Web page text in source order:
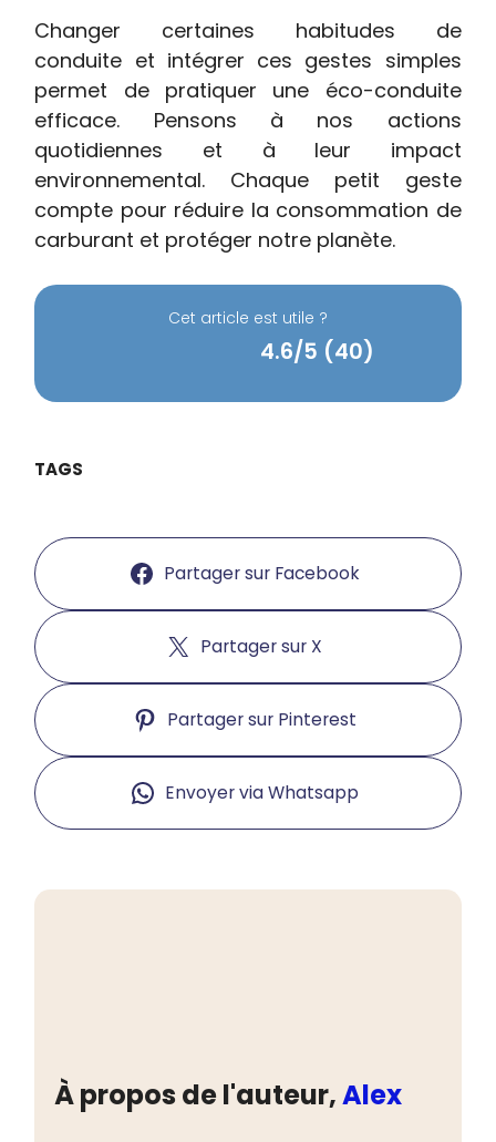
Changer certaines habitudes de
conduite et intégrer ces gestes simples
permet de pratiquer une éco-conduite
efficace. Pensons à nos actions
quotidiennes et à leur impact
environnemental. Chaque petit geste
compte pour réduire la consommation de
carburant et protéger notre planète.
Cet article est utile ?
4.6/5 (40)
TAGS
Partager sur Facebook
Partager sur X
Partager sur Pinterest
Envoyer via Whatsapp
À propos de l'auteur,Alex